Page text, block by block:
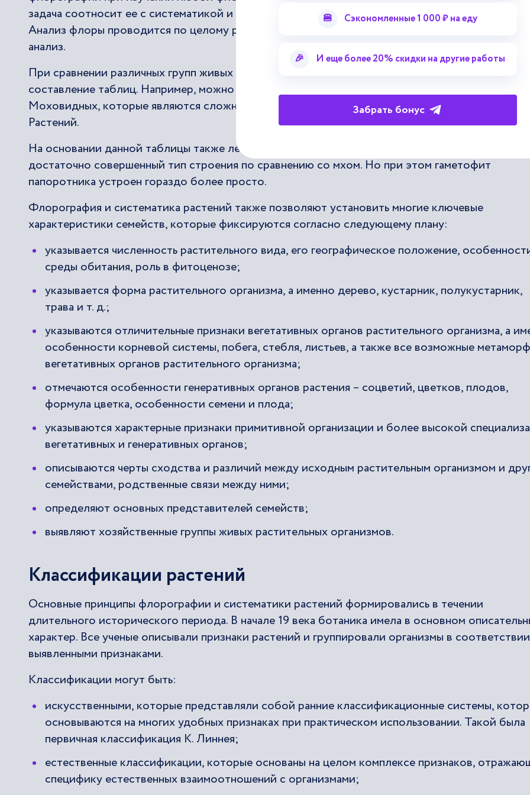
задача соотносит ее с систематикой и делает эти области знаний весьма соотносящимися.
Анализ флоры проводится по целому ряду критериев. Для флорографии характерен
анализ.
При сравнении различных групп живых организмов между собой также большую роль играет
составление таблиц. Например, можно сравнить представителей отделов
Моховидных, которые являются сложными и просто устроенными представителями царства
Растений.
На основании данной таблицы также легко представить, что спорофит папоротника имеет
достаточно совершенный тип строения по сравнению со мхом. Но при этом гаметофит
папоротника устроен гораздо более просто.
Флорография и систематика растений также позволяют установить многие ключевые
характеристики семейств, которые фиксируются согласно следующему плану:
указывается численность растительного вида, его географическое положение,
среды обитания, роль в фитоценозе;
указывается форма растительного организма, а именно дерево, кустарник, полукустарник,
трава и т. д.;
указываются отличительные признаки вегетативных органов растительного организма, а
особенности корневой системы, побега, стебля, листьев, а также все возможные
вегетативных органов растительного организма;
отмечаются особенности генеративных органов растения – соцветий, цветков, плодов,
формула цветка, особенности семени и плода;
указываются характерные признаки примитивной организации и более высокой
вегетативных и генеративных органов;
описываются черты сходства и различий между исходным растительным организмом и
семействами, родственные связи между ними;
определяют основных представителей семейств;
выявляют хозяйственные группы живых растительных организмов.
Классификации растений
Основные принципы флорографии и систематики растений формировались в течении
длительного исторического периода. В начале 19 века ботаника имела в основном
характер. Все ученые описывали признаки растений и группировали организмы в
выявленными признаками.
Классификации могут быть:
искусственными, которые представляли собой ранние классификационные системы,
основываются на многих удобных признаках при практическом использовании. Такой была
первичная классификация К. Линнея;
естественные классификации, которые основаны на целом комплексе признаков,
специфику естественных взаимоотношений с организмами;
🍔 Сэкономленные 1 000 ₽ на еду
🎉 И еще более 20% скидки на другие работы
Забрать бонус